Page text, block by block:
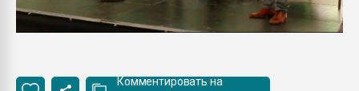
Комментировать на